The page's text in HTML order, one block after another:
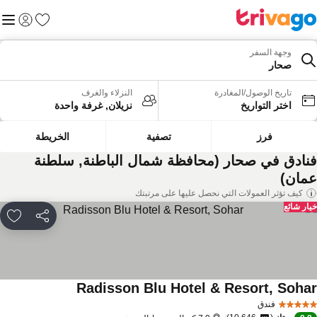
المفضلة
تسجيل
وجهة السفر
صحار
تاريخ الوصول/المغادرة
اختر التواريخ
النزلاء والغرف
نزيلان, غرفة واحدة
فرز تصفية الخريطة
في صحار (محافظة شمال الباطنة, سلطنة
كيف تؤثر العمولات التي نحصل عليها على مرتبتك
مشاركة
شائع
فندق
Radisson Blu Hotel & Resort,مشاهدة الأسعار